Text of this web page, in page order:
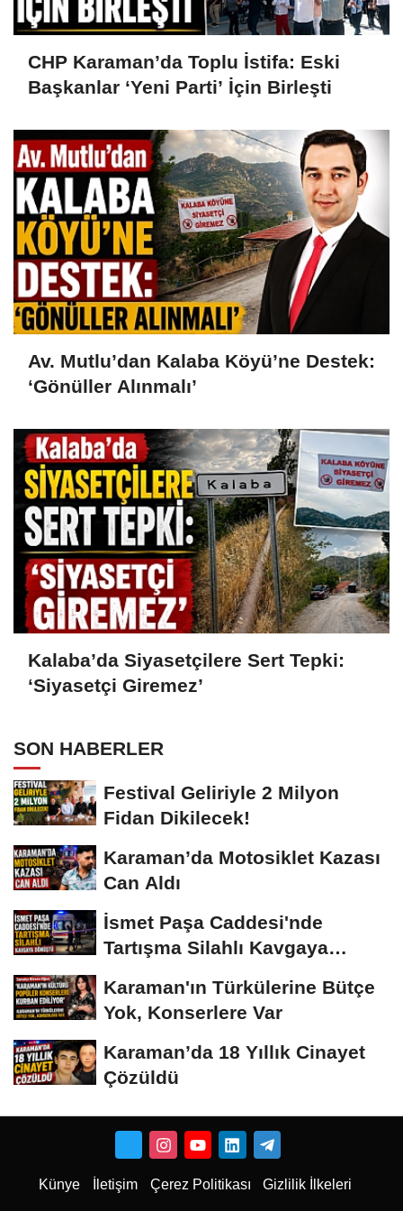
CHP Karaman’da Toplu İstifa: Eski
Başkanlar ‘Yeni Parti’ İçin Birleşti
Av. Mutlu’dan Kalaba Köyü’ne Destek:
‘Gönüller Alınmalı’
Kalaba’da Siyasetçilere Sert Tepki:
‘Siyasetçi Giremez’
SON HABERLER
Festival Geliriyle 2 Milyon
Fidan Dikilecek!
Karaman’da Motosiklet Kazası
Can Aldı
İsmet Paşa Caddesi'nde
Tartışma Silahlı Kavgaya
Karaman'ın Türkülerine Bütçe
Yok, Konserlere Var
Karaman’da 18 Yıllık Cinayet
Çözüldü
Künye İletişim Çerez Politikası Gizlilik İlkeleri